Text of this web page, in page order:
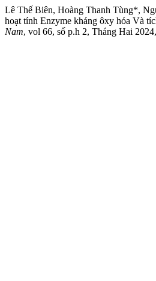
Lê Thế Biên, Hoàng Thanh Tùng*,
hoạt tính Enzyme kháng ôxy hóa Và
Nam, vol 66, số p.h 2, Tháng Hai